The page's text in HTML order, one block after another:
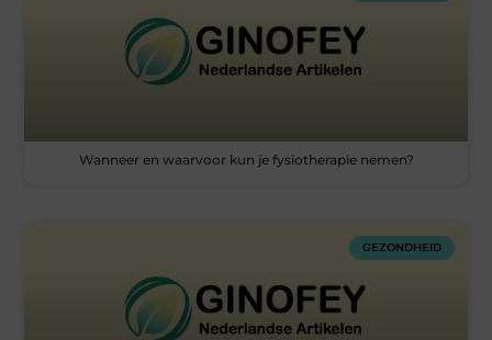
Wanneer en waarvoor kun je fysiotherapie nemen?
GEZONDHEID